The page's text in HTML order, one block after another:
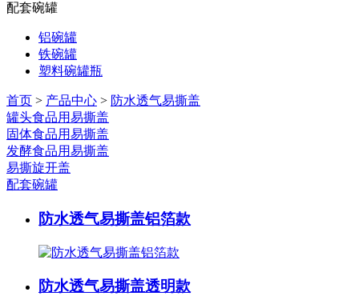
配套碗罐
铝碗罐
铁碗罐
塑料碗罐瓶
首页 > 产品中心 > 防水透气易撕盖
罐头食品用易撕盖
固体食品用易撕盖
发酵食品用易撕盖
易撕旋开盖
配套碗罐
防水透气易撕盖铝箔款
防水透气易撕盖透明款